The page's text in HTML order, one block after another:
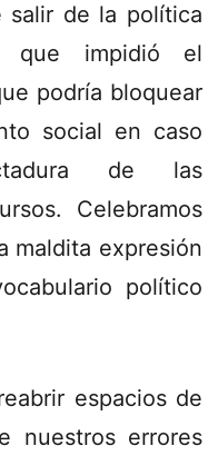
salir de la política
que impidió el
podría bloquear
social en caso
de las
Celebramos
maldita expresión
político
espacios de
nuestros errores